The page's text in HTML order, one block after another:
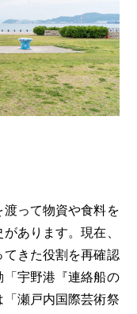
って物資や食料を
あります。現在、
きた役割を再確認
「宇野港『連絡船の
瀬戸内国際芸術祭